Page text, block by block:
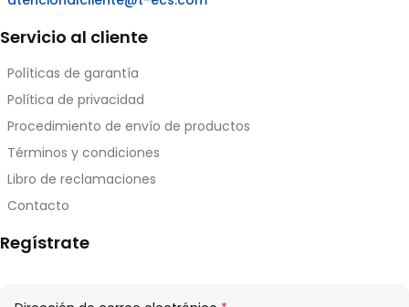
Servicio al cliente
Políticas de garantía
Política de privacidad
Procedimiento de envío de productos
Términos y condiciones
Libro de reclamaciones
Contacto
Regístrate